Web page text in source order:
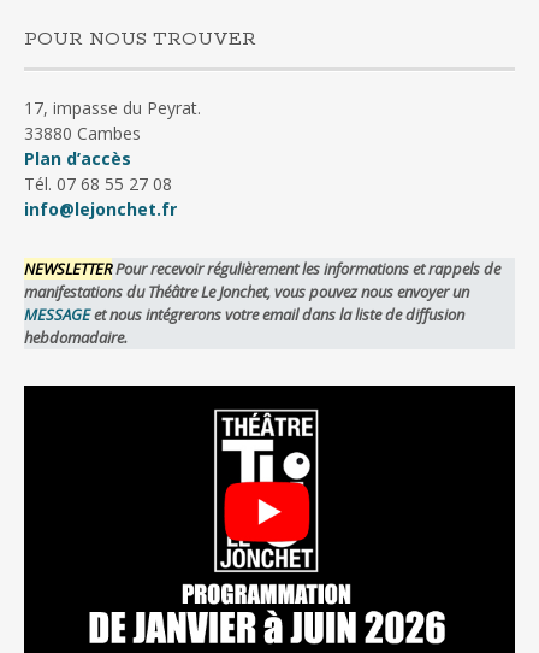
POUR NOUS TROUVER
17, impasse du Peyrat.
33880 Cambes
Plan d’accès
Tél. 07 68 55 27 08
info@lejonchet.fr
NEWSLETTERPour recevoir régulièrement les informations et rappels de
manifestations du Théâtre Le Jonchet, vous pouvez nous envoyer un
MESSAGEet nous intégrerons votre email dans la liste de diffusion
hebdomadaire.